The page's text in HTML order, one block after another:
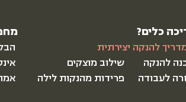
כלים?
להנקה יצירתית
להנקה
לעבודה
שילוב מוצקים
פרידות מהנקות לילה